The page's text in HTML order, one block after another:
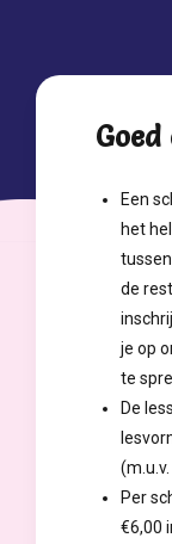
Een
het
de
je op
te
De
Per
€6,00